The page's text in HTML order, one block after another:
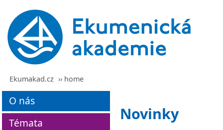
Ekumakad.cz ›› home
O nás
Témata
Novinky